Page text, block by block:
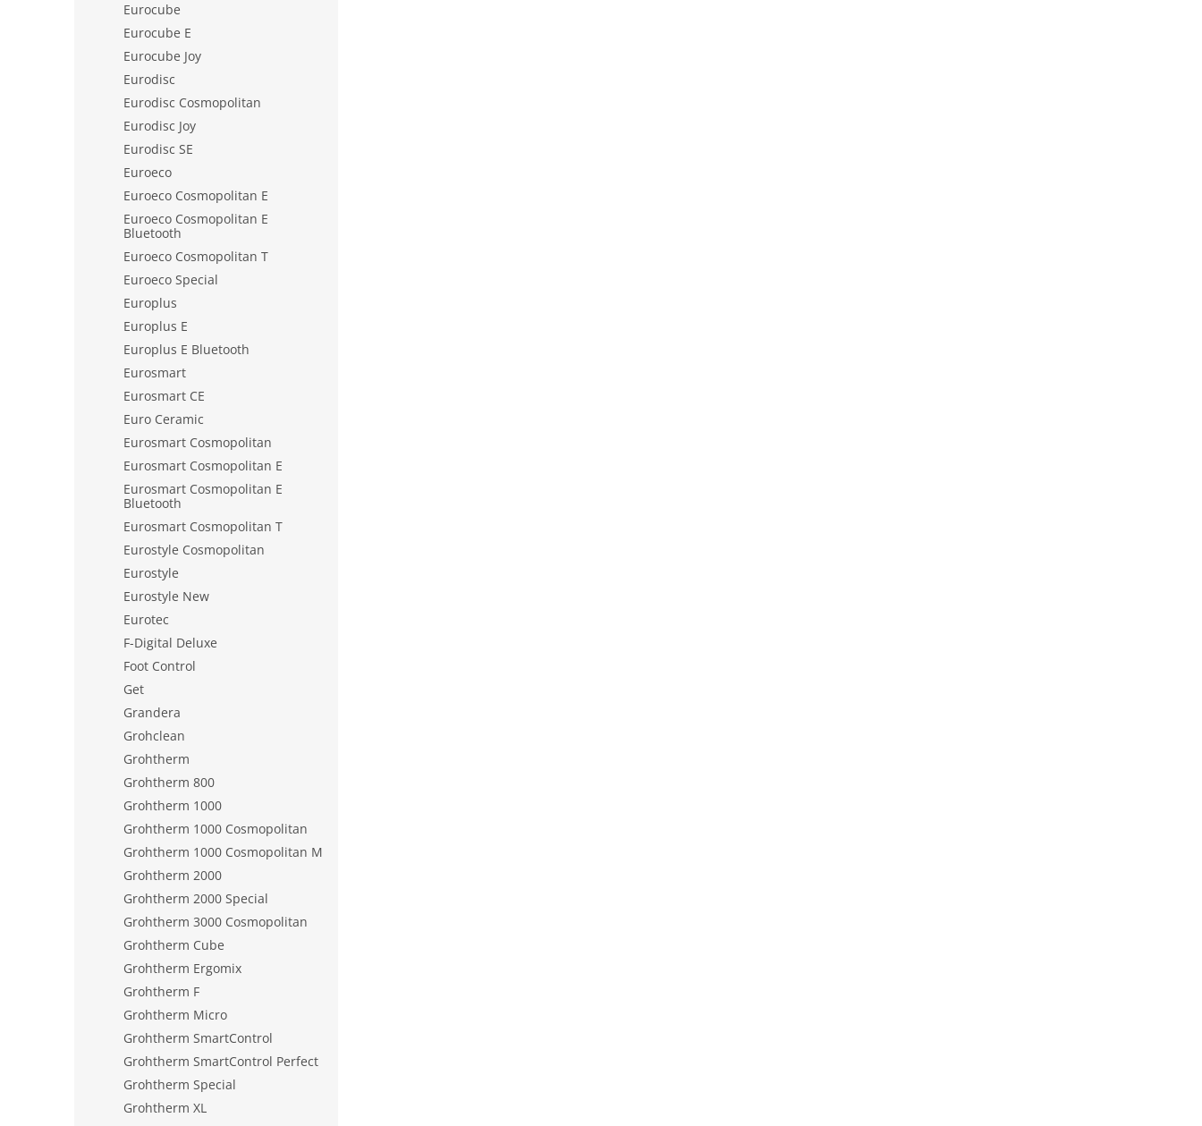
Eurocube
Eurocube E
Eurocube Joy
Eurodisc
Eurodisc Cosmopolitan
Eurodisc Joy
Eurodisc SE
Euroeco
Euroeco Cosmopolitan E
Euroeco Cosmopolitan E
Bluetooth
Euroeco Cosmopolitan T
Euroeco Special
Europlus
Europlus E
Europlus E Bluetooth
Eurosmart
Eurosmart CE
Euro Ceramic
Eurosmart Cosmopolitan
Eurosmart Cosmopolitan E
Eurosmart Cosmopolitan E
Bluetooth
Eurosmart Cosmopolitan T
Eurostyle Cosmopolitan
Eurostyle
Eurostyle New
Eurotec
F-Digital Deluxe
Foot Control
Get
Grandera
Grohclean
Grohtherm
Grohtherm 800
Grohtherm 1000
Grohtherm 1000 Cosmopolitan
Grohtherm 1000 Cosmopolitan M
Grohtherm 2000
Grohtherm 2000 Special
Grohtherm 3000 Cosmopolitan
Grohtherm Cube
Grohtherm Ergomix
Grohtherm F
Grohtherm Micro
Grohtherm SmartControl
Grohtherm SmartControl Perfect
Grohtherm Special
Grohtherm XL